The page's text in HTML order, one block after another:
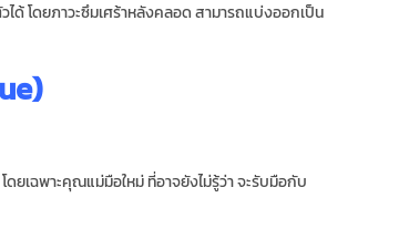
ได้ โดยภาวะซึมเศร้าหลังคลอด สามารถแบ่งออกเป็น
ยเฉพาะคุณแม่มือใหม่ ที่อาจยังไม่รู้ว่า จะรับมือกับ